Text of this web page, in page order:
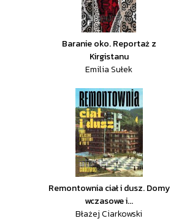
Baranie oko. Reportaż z
Kirgistanu
Emilia Sułek
Remontownia ciał i dusz. Domy
wczasowe i...
Błażej Ciarkowski